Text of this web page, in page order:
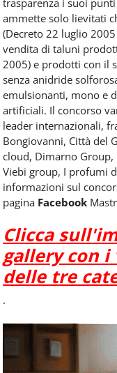
trasparenza i suoi
ammette solo lievitati
(Decreto 22 luglio
vendita di taluni
2005) e prodotti con il
senza anidride
emulsionanti, mono e
artificiali. Il concorso
leader internazionali,
Bongiovanni, Città del
cloud, Dimarno Group,
Viebi group, I profumi
informazioni sul
pagina Facebook
Clicca
gallery con
delle tre
.